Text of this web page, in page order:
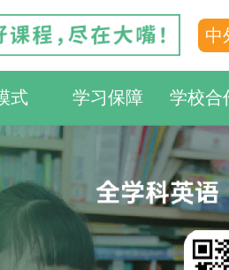
中
式 学习保障 学校合